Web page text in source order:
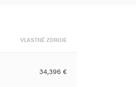
VLASTNÉ ZDROJE
34,396 €